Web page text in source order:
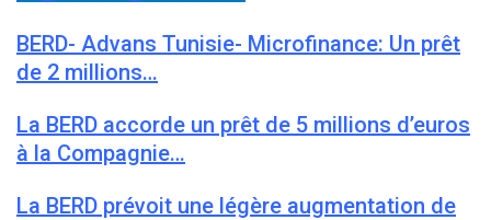
BERD- Advans Tunisie- Microfinance: Un prêt
de 2 millions…
La BERD accorde un prêt de 5 millions d’euros
à la Compagnie…
La BERD prévoit une légère augmentation de